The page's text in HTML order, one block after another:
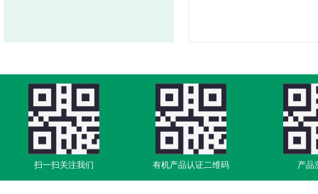
扫一扫关注我们 有机产品认证二维码 产品